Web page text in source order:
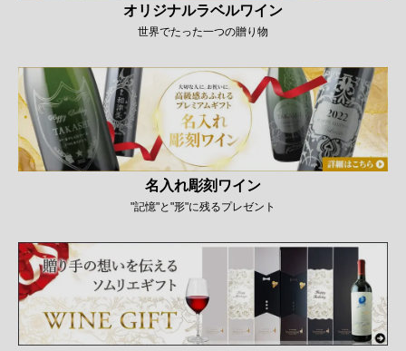
オリジナルラベルワイン
世界でたった一つの贈り物
名入れ彫刻ワイン
"記憶"と"形"に残るプレゼント